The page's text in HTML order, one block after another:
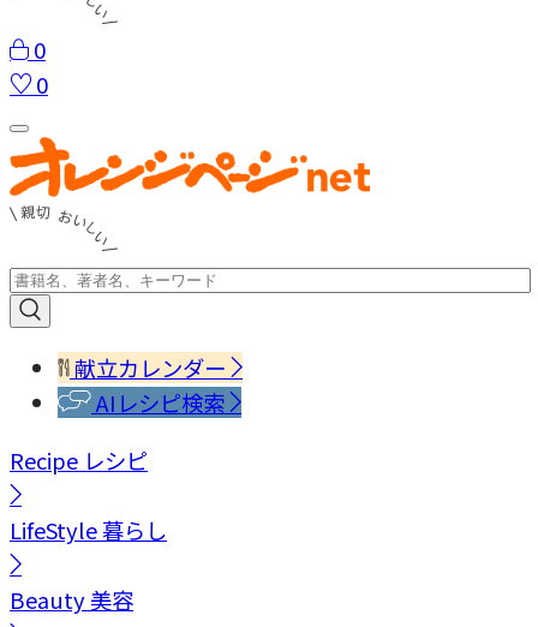
0
0
献立カレンダー
AIレシピ検索
Recipe レシピ
LifeStyle暮らし
Beauty美容